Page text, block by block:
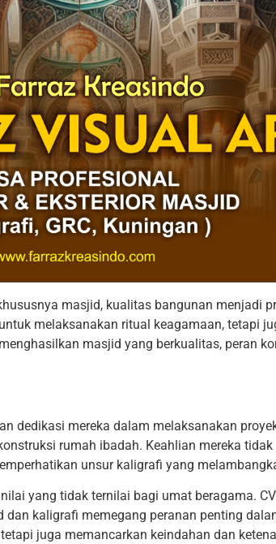
masjid, kualitas bangunan menjadi
melaksanakan ritual keagamaan, tetapi
masjid yang berkualitas, peran
dedikasi mereka dalam melaksanakan
rumah ibadah. Keahlian mereka
unsur kaligrafi yang
yang tidak ternilai bagi umat beragama.
kaligrafi memegang peranan penting
juga memancarkan keindahan dan